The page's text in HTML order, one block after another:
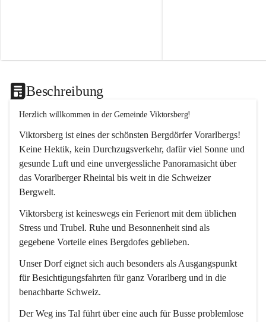
Beschreibung
Herzlich willkommen in der Gemeinde Viktorsberg!
Viktorsberg ist eines der schönsten Bergdörfer Vorarlbergs!
Keine Hektik, kein Durchzugsverkehr, dafür viel Sonne und
gesunde Luft und eine unvergessliche Panoramasicht über
das Vorarlberger Rheintal bis weit in die Schweizer
Bergwelt.
Viktorsberg ist keineswegs ein Ferienort mit dem üblichen
Stress und Trubel. Ruhe und Besonnenheit sind als
gegebene Vorteile eines Bergdofes geblieben.
Unser Dorf eignet sich auch besonders als Ausgangspunkt
für Besichtigungsfahrten für ganz Vorarlberg und in die
benachbarte Schweiz.
Der Weg ins Tal führt über eine auch für Busse problemlose